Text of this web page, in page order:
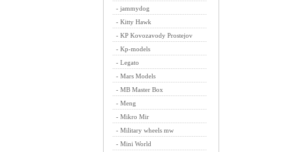
- jammydog
- Kitty Hawk
- KP Kovozavody Prostejov
- Kp-models
- Legato
- Mars Models
- MB Master Box
- Meng
- Mikro Mir
- Military wheels mw
- Mini World